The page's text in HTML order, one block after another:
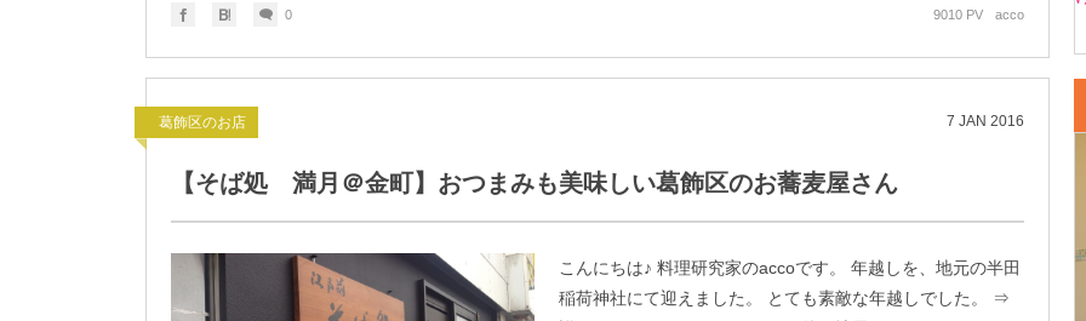
0 acco
9010 PV
葛飾区のお店 7 JAN 2016
【そば処 満月＠金町】おつまみも美味しい葛飾区のお蕎麦屋さん
こんにちは♪ 料理研究家のaccoです。 年越しを、地元の半田
稲荷神社にて迎えました。 とても素敵な年越しでした。 ⇒